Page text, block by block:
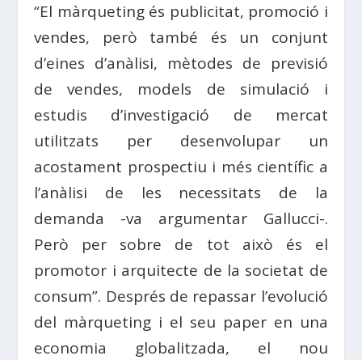
“El màrqueting és publicitat, promoció i
vendes, però també és un conjunt
d’eines d’anàlisi, mètodes de previsió
de vendes, models de simulació i
estudis d’investigació de mercat
utilitzats per desenvolupar un
acostament prospectiu i més científic a
l’anàlisi de les necessitats de la
demanda -va argumentar Gallucci-.
Però per sobre de tot això és el
promotor i arquitecte de la societat de
consum”. Després de repassar l’evolució
del màrqueting i el seu paper en una
economia globalitzada, el nou